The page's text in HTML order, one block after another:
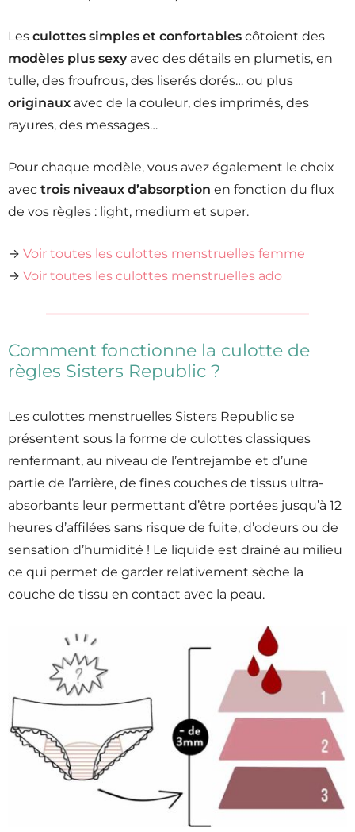
Les culottes simples et confortables côtoient des
modèles plus sexyavec des détails en plumetis, en
tulle, des froufrous, des liserés dorés… ou plus
originaux avec de la couleur, des imprimés, des
rayures, des messages…
Pour chaque modèle, vous avez également le choix
avec trois niveaux d’absorption en fonction du flux
de vos règles : light, medium et super.
→ Voir toutes les culottes menstruelles femme
→ Voir toutes les culottes menstruelles ado
Comment fonctionne la culotte de
règles Sisters Republic ?
Les culottes menstruelles Sisters Republic se
présentent sous la forme de culottes classiques
renfermant, au niveau de l’entrejambe et d’une
partie de l’arrière, de fines couches de tissus ultra-
absorbants leur permettant d’être portées jusqu’à 12
heures d’affilées sans risque de fuite, d’odeurs ou de
sensation d’humidité ! Le liquide est drainé au milieu
ce qui permet de garder relativement sèche la
couche de tissu en contact avec la peau.